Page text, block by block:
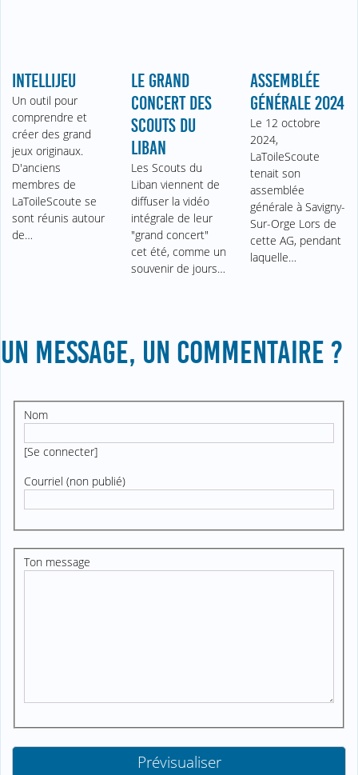
INTELLIJEU
Un outil pour
comprendre et
créer des grand
jeux originaux.
D'anciens
membres de
LaToileScoute se
sont réunis autour
de…
LE GRAND
CONCERT DES
SCOUTS DU
LIBAN
Les Scouts du
Liban viennent de
diffuser la vidéo
intégrale de leur
"grand concert"
cet été, comme un
souvenir de jours…
ASSEMBLÉE
GÉNÉRALE 2024
Le 12 octobre
2024,
LaToileScoute
tenait son
assemblée
générale à Savigny-
Sur-Orge Lors de
cette AG, pendant
laquelle…
UN MESSAGE, UN COMMENTAIRE ?
Nom
[Se connecter]
Courriel (non publié)
Ton message